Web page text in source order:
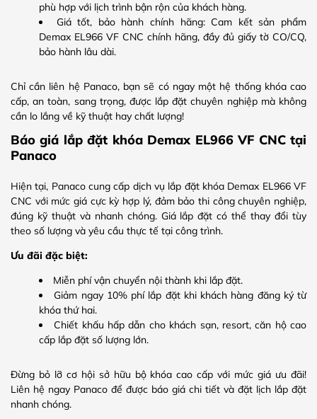
phù hợp với lịch trình bận rộn của khách hàng.
Giá tốt, bảo hành chính hãng: Cam kết sản phẩm
Demax EL966 VF CNC chính hãng, đầy đủ giấy tờ CO/CQ,
bảo hành lâu dài.
Chỉ cần liên hệ Panaco, bạn sẽ có ngay một hệ thống khóa cao
cấp, an toàn, sang trọng, được lắp đặt chuyên nghiệp mà không
cần lo lắng về kỹ thuật hay chất lượng!
Báo giá lắp đặt khóa Demax EL966 VF CNC tại
Panaco
Hiện tại, Panaco cung cấp dịch vụ lắp đặt khóa Demax EL966 VF
CNC với mức giá cực kỳ hợp lý, đảm bảo thi công chuyên nghiệp,
đúng kỹ thuật và nhanh chóng. Giá lắp đặt có thể thay đổi tùy
theo số lượng và yêu cầu thực tế tại công trình.
Ưu đãi đặc biệt:
Miễn phí vận chuyển nội thành khi lắp đặt.
Giảm ngay 10% phí lắp đặt khi khách hàng đăng ký từ
khóa thứ hai.
Chiết khấu hấp dẫn cho khách sạn, resort, căn hộ cao
cấp lắp đặt số lượng lớn.
Đừng bỏ lỡ cơ hội sở hữu bộ khóa cao cấp với mức giá ưu đãi!
Liên hệ ngay Panaco để được báo giá chi tiết và đặt lịch lắp đặt
nhanh chóng.